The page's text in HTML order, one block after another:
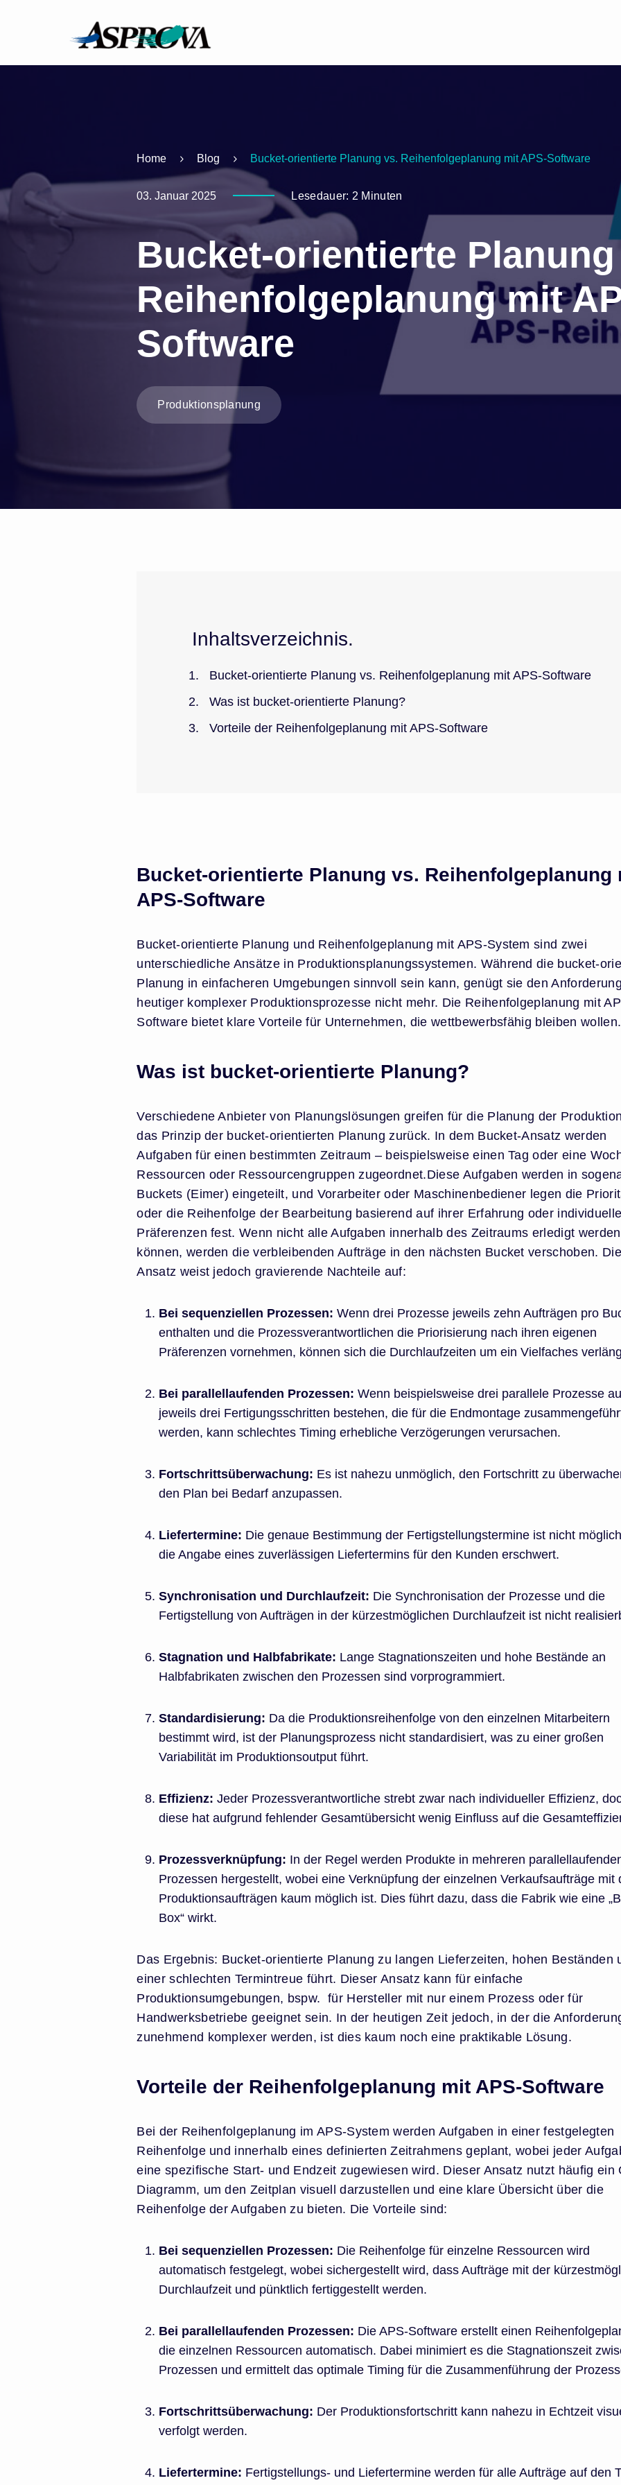
Home Blog Bucket-orientierte Planung vs. Reihenfolgeplanung mit APS-Software
03. Januar 2025 Lesedauer: 2 Minuten
Bucket-orientierte
Reihenfolgeplanung mit
Software
Produktionsplanung
Inhaltsverzeichnis.
Bucket-orientierte Planung vs. Reihenfolgeplanung mit APS-Software
Was ist bucket-orientierte Planung?
Vorteile der Reihenfolgeplanung mit APS-Software
Bucket-orientierte Planung vs. Reihenfolgeplanung
APS-Software
Bucket-orientierte Planung und Reihenfolgeplanung mit APS-System sind zwei
unterschiedliche Ansätze in Produktionsplanungssystemen. Während die bucket-
Planung in einfacheren Umgebungen sinnvoll sein kann, genügt sie den
heutiger komplexer Produktionsprozesse nicht mehr. Die Reihenfolgeplanung mit
Software bietet klare Vorteile für Unternehmen, die wettbewerbsfähig bleiben wollen.
Was ist bucket-orientierte Planung?
Verschiedene Anbieter von Planungslösungen greifen für die Planung der
das Prinzip der bucket-orientierten Planung zurück. In dem Bucket-Ansatz werden
Aufgaben für einen bestimmten Zeitraum – beispielsweise einen Tag oder eine
Ressourcen oder Ressourcengruppen zugeordnet.Diese Aufgaben werden in
Buckets (Eimer) eingeteilt, und Vorarbeiter oder Maschinenbediener legen die
oder die Reihenfolge der Bearbeitung basierend auf ihrer Erfahrung oder
Präferenzen fest. Wenn nicht alle Aufgaben innerhalb des Zeitraums erledigt werden
können, werden die verbleibenden Aufträge in den nächsten Bucket verschoben.
Ansatz weist jedoch gravierende Nachteile auf:
Bei sequenziellen Prozessen: Wenn drei Prozesse jeweils zehn Aufträgen pro
enthalten und die Prozessverantwortlichen die Priorisierung nach ihren eigenen
Präferenzen vornehmen, können sich die Durchlaufzeiten um ein Vielfaches
Bei parallellaufenden Prozessen: Wenn beispielsweise drei parallele Prozesse
jeweils drei Fertigungsschritten bestehen, die für die Endmontage
werden, kann schlechtes Timing erhebliche Verzögerungen verursachen.
Fortschrittsüberwachung: Es ist nahezu unmöglich, den Fortschritt zu
den Plan bei Bedarf anzupassen.
Liefertermine: Die genaue Bestimmung der Fertigstellungstermine ist nicht
die Angabe eines zuverlässigen Liefertermins für den Kunden erschwert.
Synchronisation und Durchlaufzeit: Die Synchronisation der Prozesse und die
Fertigstellung von Aufträgen in der kürzestmöglichen Durchlaufzeit ist nicht
Stagnation und Halbfabrikate: Lange Stagnationszeiten und hohe Bestände an
Halbfabrikaten zwischen den Prozessen sind vorprogrammiert.
Standardisierung: Da die Produktionsreihenfolge von den einzelnen Mitarbeitern
bestimmt wird, ist der Planungsprozess nicht standardisiert, was zu einer großen
Variabilität im Produktionsoutput führt.
Effizienz: Jeder Prozessverantwortliche strebt zwar nach individueller Effizienz,
diese hat aufgrund fehlender Gesamtübersicht wenig Einfluss auf die
Prozessverknüpfung: In der Regel werden Produkte in mehreren
Prozessen hergestellt, wobei eine Verknüpfung der einzelnen Verkaufsaufträge mit
Produktionsaufträgen kaum möglich ist. Dies führt dazu, dass die Fabrik wie eine
Box“ wirkt.
Das Ergebnis: Bucket-orientierte Planung zu langen Lieferzeiten, hohen Beständen
einer schlechten Termintreue führt. Dieser Ansatz kann für einfache
Produktionsumgebungen, bspw. für Hersteller mit nur einem Prozess oder für
Handwerksbetriebe geeignet sein. In der heutigen Zeit jedoch, in der die
zunehmend komplexer werden, ist dies kaum noch eine praktikable Lösung.
Vorteile der Reihenfolgeplanung mit APS-Software
Bei der Reihenfolgeplanung im APS-System werden Aufgaben in einer festgelegten
Reihenfolge und innerhalb eines definierten Zeitrahmens geplant, wobei jeder
eine spezifische Start- und Endzeit zugewiesen wird. Dieser Ansatz nutzt häufig ein
Diagramm, um den Zeitplan visuell darzustellen und eine klare Übersicht über die
Reihenfolge der Aufgaben zu bieten. Die Vorteile sind:
Bei sequenziellen Prozessen: Die Reihenfolge für einzelne Ressourcen wird
automatisch festgelegt, wobei sichergestellt wird, dass Aufträge mit der
Durchlaufzeit und pünktlich fertiggestellt werden.
Bei parallellaufenden Prozessen: Die APS-Software erstellt einen
die einzelnen Ressourcen automatisch. Dabei minimiert es die Stagnationszeit
Prozessen und ermittelt das optimale Timing für die Zusammenführung der
Fortschrittsüberwachung: Der Produktionsfortschritt kann nahezu in Echtzeit
verfolgt werden.
Liefertermine: Fertigstellungs- und Liefertermine werden für alle Aufträge auf den